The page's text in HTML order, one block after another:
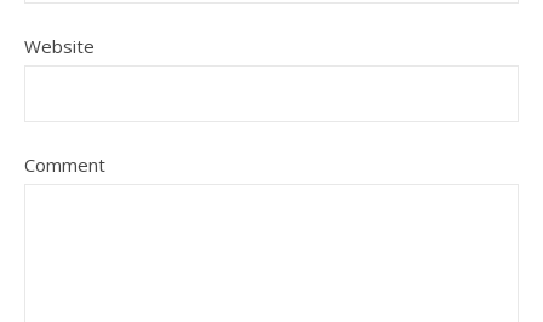
Website
Comment